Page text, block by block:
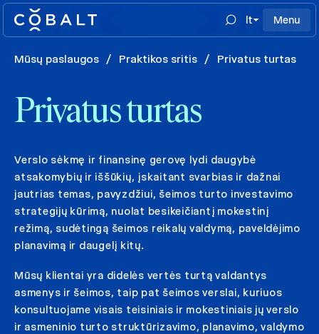
lt Menu
Mūsų paslaugos / Praktikos sritis / Privatus turtas
Privatus turtas
Verslo sėkmę ir finansinę gerovę lydi daugybė
atsakomybių ir iššūkių, įskaitant svarbias ir dažnai
jautrias temas, pavyzdžiui, šeimos turto investavimo
strategijų kūrimą, nuolat besikeičiantį mokestinį
režimą, sudėtingą šeimos reikalų valdymą, paveldėjimo
planavimą ir daugelį kitų.
Mūsų klientai yra didelės vertės turtą valdantys
asmenys ir šeimos, taip pat šeimos verslai, kuriuos
konsultuojame visais teisiniais ir mokestiniais jų verslo
ir asmeninio turto struktūrizavimo, planavimo, valdymo